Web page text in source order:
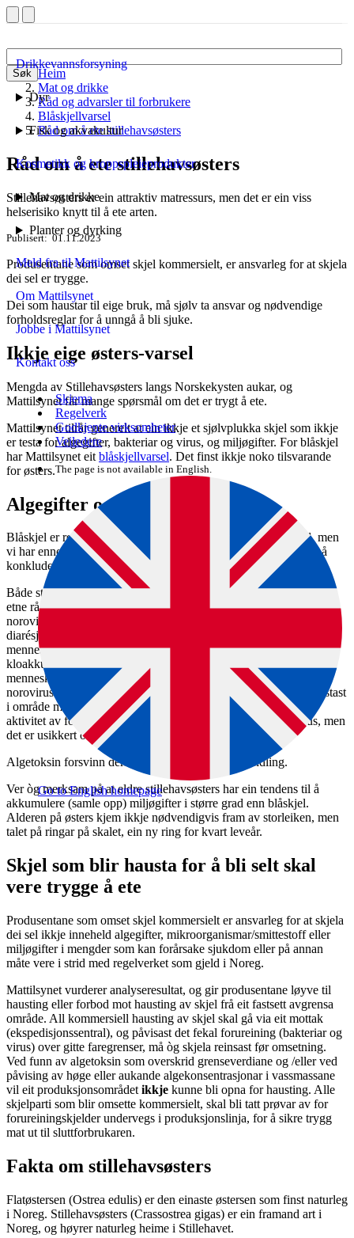
Søk
Drikkevannsforsyning
Dyr
Fisk og akvakultur
Kosmetikk og kroppspleieprodukter
Mat og drikke
Planter og dyrking
Meld fra til Mattilsynet
Om Mattilsynet
Jobbe i Mattilsynet
Kontakt oss
Skjema
Regelverk
Godkjente virksomheter
Veiledere
The page is not available in English.
Go to English homepage
Heim
Mat og drikke
Råd og advarsler til forbrukere
Blåskjellvarsel
Råd om å ete stillehavsøsters
Råd om å ete stillehavsøsters
Stillehavsøsters er ein attraktiv matressurs, men det er ein viss
helserisiko knytt til å ete arten.
Publisert 01.11.2023
Produsentane som omset skjel kommersielt, er ansvarleg for at skjela
dei sel er trygge.
Dei som haustar til eige bruk, må sjølv ta ansvar og nødvendige
forholdsreglar for å unngå å bli sjuke.
Ikkje eige østers-varsel
Mengda av Stillehavsøsters langs Norskekysten aukar, og
Mattilsynet får mange spørsmål om det er trygt å ete.
Mattilsynet tilrår generelt at ein ikkje et sjølvplukka skjel som ikkje
er testa for algegifter, bakteriar og virus, og miljøgifter. For blåskjel
har Mattilsynet eit blåskjellvarsel. Det finst ikkje noko tilsvarande
for østers.
Algegifter og virus i østers
Blåskjel er rekna som ein indikatorart for dei fleste typar skjel, men
vi har enno ikkje tatt ut nok parallelle prøvar av dei to artane til å
konkludere med at dette òg gjeld for stillehavsøsters.
Både stillehavsøsters og flatøsters (i motsetnad til blåskjel) blir ofte
etne rå, utan varmebehandling, og dei kan innehalde virus, oftast
norovirus. Norovirus er den vanlegaste årsaka til virusavhengig
diarésjukdom i Noreg. Viruset blir skilt ut med avføring frå infiserte
menneske og dyr, som i neste omgang blir spreidd til sjøen frå
kloakkutslepp, avrenning og liknande. Det er berre avføring frå
menneske som heilt sikkert har betydning for overføring av
norovirussmitte tilbake til menneske. Østers bør derfor alltid haustast
i område med god gjennomstrøyming av friskt sjøvatn og lite
aktivitet av folk og dyr. Koking og steiking vil drepe norovirus, men
det er usikkert om damping har tilstrekkeleg effekt.
Algetoksin forsvinn derimot ikkje ved varmebehandling.
Ver òg merksam på at eldre stillehavsøsters har ein tendens til å
akkumulere (samle opp) miljøgifter i større grad enn blåskjel.
Alderen på østers kjem ikkje nødvendigvis fram av storleiken, men
talet på ringar på skalet, ein ny ring for kvart leveår.
Skjel som blir hausta for å bli selt skal
vere trygge å ete
Produsentane som omset skjel kommersielt er ansvarleg for at skjela
dei sel ikkje inneheld algegifter, mikroorganismar/smittestoff eller
miljøgifter i mengder som kan forårsake sjukdom eller på annan
måte vere i strid med regelverket som gjeld i Noreg.
Mattilsynet vurderer analyseresultat, og gir produsentane løyve til
hausting eller forbod mot hausting av skjel frå eit fastsett avgrensa
område. All kommersiell hausting av skjel skal gå via eit mottak
(ekspedisjonssentral), og påvisast det fekal forureining (bakteriar og
virus) over gitte faregrenser, må òg skjela reinsast før omsetning.
Ved funn av algetoksin som overskrid grenseverdiane og /eller ved
påvising av høge eller aukande algekonsentrasjonar i vassmassane
vil eit produksjonsområdet ikkje kunne bli opna for hausting. Alle
skjelparti som blir omsette kommersielt, skal bli tatt prøvar av for
forureiningskjelder undervegs i produksjonslinja, for å sikre trygg
mat ut til sluttforbrukaren.
Fakta om stillehavsøsters
Flatøstersen (Ostrea edulis) er den einaste østersen som finst naturleg
i Noreg. Stillehavsøsters (Crassostrea gigas) er ein framand art i
Noreg, og høyrer naturleg heime i Stillehavet.